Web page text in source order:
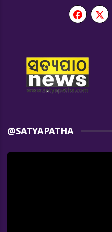
@SATYAPATHA